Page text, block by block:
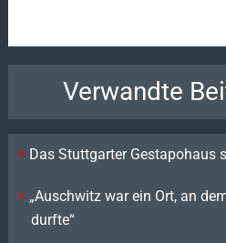
Verwandte
Das Stuttgarter Gestapohaus
„Auschwitz war ein Ort, an
durfte“